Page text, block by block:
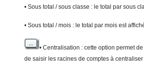
• Sous total / sous classe : le total par sous
• Sous total / mois : le total par mois est
• Centralisation : cette option permet
de saisir les racines de comptes à